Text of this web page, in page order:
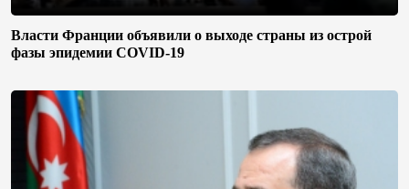
Власти Франции объявили о выходе страны из острой
фазы эпидемии COVID-19